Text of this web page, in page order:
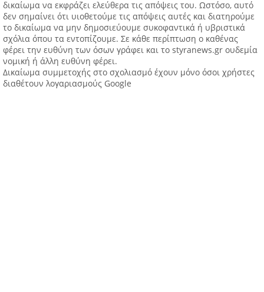
δικαίωμα να εκφράζει ελεύθερα τις απόψεις του. Ωστόσο, αυτό
δεν σημαίνει ότι υιοθετούμε τις απόψεις αυτές και διατηρούμε
το δικαίωμα να μην δημοσιεύουμε συκοφαντικά ή υβριστικά
σχόλια όπου τα εντοπίζουμε. Σε κάθε περίπτωση ο καθένας
φέρει την ευθύνη των όσων γράφει και το styranews.gr ουδεμία
νομική ή άλλη ευθύνη φέρει.
Δικαίωμα συμμετοχής στο σχολιασμό έχουν μόνο όσοι χρήστες
διαθέτουν λογαριασμούς Google